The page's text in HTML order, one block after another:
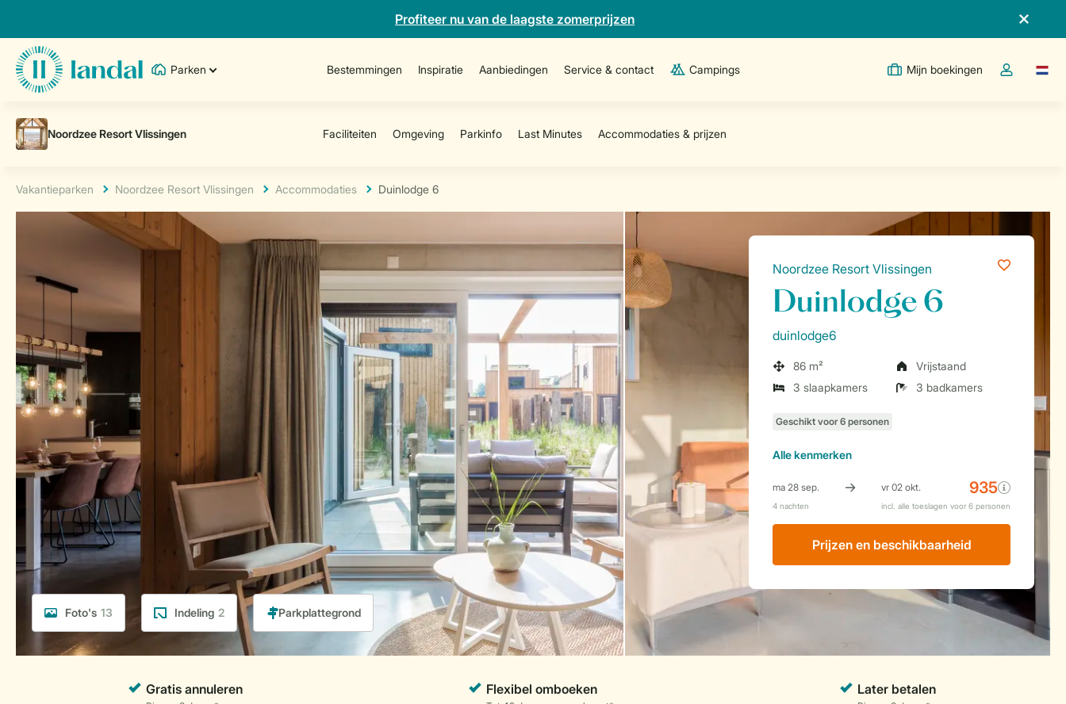
Profiteer nu van de laagste zomerprijzen
Parken Bestemmingen Inspiratie Aanbiedingen Service & contact Campings Mijn boekingen
Open deTaal
Vakantieparken Noordzee Resort Vlissingen Accommodaties Duinlodge 6
Foto's 13 Indeling 2
Noordzee Resort Vlissingen
Duinlodge 6
duinlodge6
86 m²
Vrijstaand
3 slaapkamers
3 badkamers
Allekenmerken
Prijzen en beschikbaarheid